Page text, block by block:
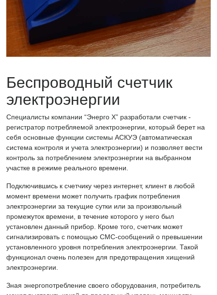
Беспроводный счетчик
электроэнергии
Специалисты компании “Энерго Х” разработали счетчик -
регистратор потребляемой электроэнергии, который берет на
себя основные функции системы АСКУЭ (автоматическая
система контроля и учета электроэнергии) и позволяет вести
контроль за потреблением электроэнергии на выбранном
участке в режиме реального времени.
Подключившись к счетчику через интернет, клиент в любой
момент времени может получить график потребления
электроэнергии за текущие сутки или за произвольный
промежуток времени, в течение которого у него был
установлен данный прибор. Кроме того, счетчик может
сигнализировать с помощью СМС-сообщений о превышении
установленного уровня потребления электроэнергии. Такой
функционал очень полезен для предотвращения хищений
электроэнергии.
Зная энергопотребление своего оборудования, потребитель